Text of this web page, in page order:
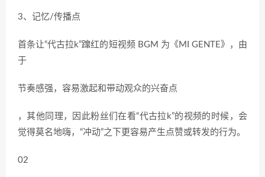
3、记忆/传播点
首条让“代古拉k”蹿红的短视频 BGM 为《MI GENTE》，由
于
节奏感强，容易激起和带动观众的兴奋点
，其他同理，因此粉丝们在看“代古拉k”的视频的时候，会
觉得莫名地嗨，“冲动”之下更容易产生点赞或转发的行为。
02